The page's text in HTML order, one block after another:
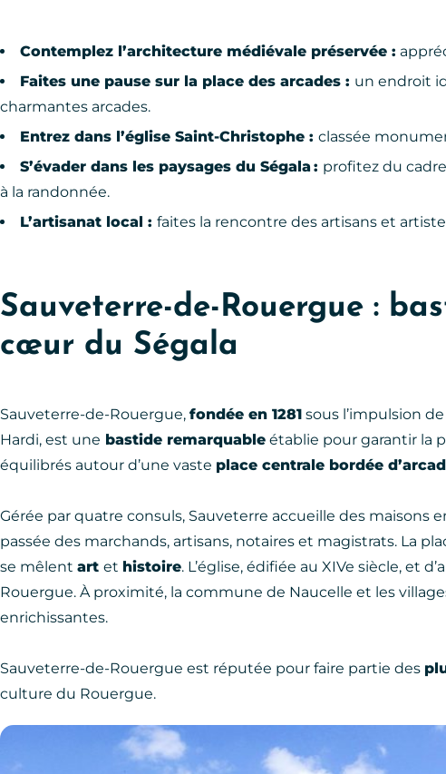
Contemplez l’architecture médiévale préservée :
Faites une pause sur la place des arcades : un endroit
charmantes arcades.
Entrez dans l’église Saint-Christophe : classée
S’évader dans les paysages du Ségala : profitez du
à la randonnée.
L’artisanat local : faites la rencontre des artisans et
Sauveterre-de-Rouergue :
cœur du Ségala
Sauveterre-de-Rouergue, fondée en 1281 sous l’impulsion
Hardi, est une bastide remarquable établie pour garantir la
équilibrés autour d’une vaste place centrale bordée
Gérée par quatre consuls, Sauveterre accueille des maisons
passée des marchands, artisans, notaires et magistrats. La
se mêlent art et histoire. L’église, édifiée au XIVe siècle, et
Rouergue. À proximité, la commune de Naucelle et les
enrichissantes.
Sauveterre-de-Rouergue est réputée pour faire partie des
culture du Rouergue.